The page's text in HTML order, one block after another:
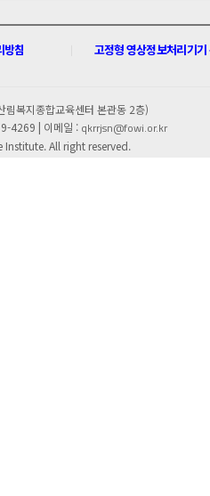
방침 고정형 영상정보처리기기
복지종합교육센터 본관동 2층)
4269 | 이메일 : qkrrjsn@fowi.or.kr
All right reserved.